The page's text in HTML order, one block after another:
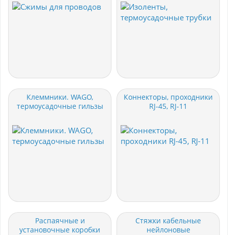
Клеммники. WAGO,
термоусадочные гильзы
Коннекторы, проходники
RJ-45, RJ-11
Распаячные и
установочные коробки
Стяжки кабельные
нейлоновые